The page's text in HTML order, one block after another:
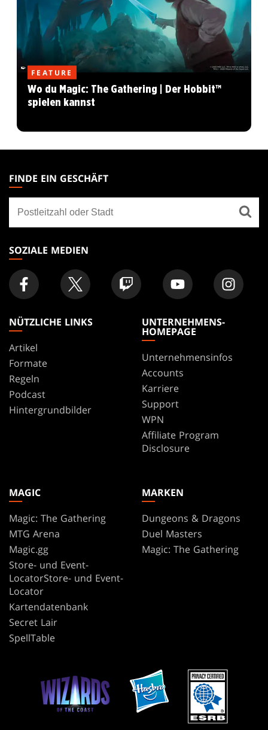
FEATURE
Wo du Magic: The Gathering | Der Hobbit™
spielen kannst
THE
GATHERING
FOOTER
FINDE EIN GESCHÄFT
ein
Geschäft
SOZIALE MEDIEN
NÜTZLICHE LINKS
Artikel
Formate
Regeln
Podcast
Hintergrundbilder
UNTERNEHMENS-
HOMEPAGE
Unternehmensinfos
Accounts
Karriere
Support
WPN
Affiliate Program
Disclosure
MAGIC
Magic: The Gathering
MTG Arena
Magic.gg
Store- und Event-
LocatorStore- und Event-
Locator
Kartendatenbank
Secret Lair
SpellTable
MARKEN
Dungeons & Dragons
Duel Masters
Magic: The Gathering